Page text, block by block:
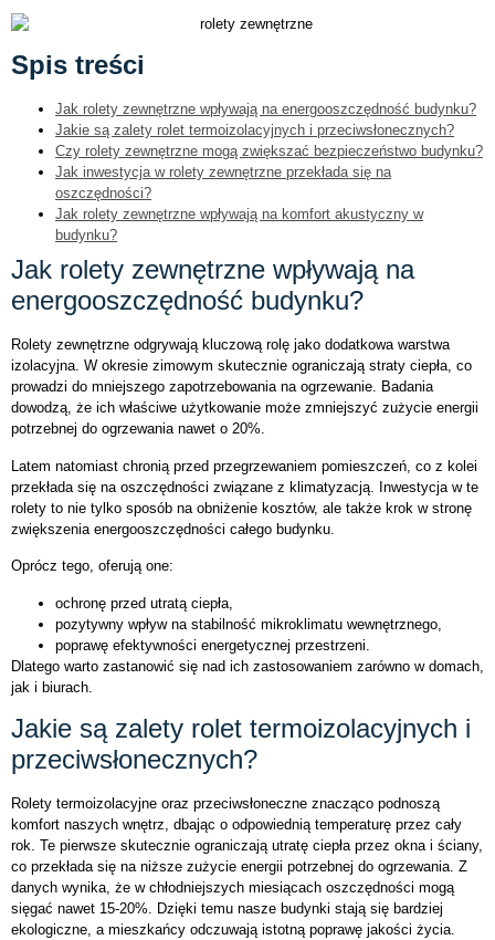
Spis treści
Jak rolety zewnętrzne wpływają na energooszczędność budynku?
Jakie są zalety rolet termoizolacyjnych i przeciwsłonecznych?
Czy rolety zewnętrzne mogą zwiększać bezpieczeństwo budynku?
Jak inwestycja w rolety zewnętrzne przekłada się na
oszczędności?
Jak rolety zewnętrzne wpływają na komfort akustyczny w
budynku?
Jak rolety zewnętrzne wpływają na
energooszczędność budynku?
Rolety zewnętrzne odgrywają kluczową rolę jako dodatkowa warstwa
izolacyjna. W okresie zimowym skutecznie ograniczają straty ciepła, co
prowadzi do mniejszego zapotrzebowania na ogrzewanie. Badania
dowodzą, że ich właściwe użytkowanie może zmniejszyć zużycie energii
potrzebnej do ogrzewania nawet o 20%.
Latem natomiast chronią przed przegrzewaniem pomieszczeń, co z kolei
przekłada się na oszczędności związane z klimatyzacją. Inwestycja w te
rolety to nie tylko sposób na obniżenie kosztów, ale także krok w stronę
zwiększenia energooszczędności całego budynku.
Oprócz tego, oferują one:
ochronę przed utratą ciepła,
pozytywny wpływ na stabilność mikroklimatu wewnętrznego,
poprawę efektywności energetycznej przestrzeni.
Dlatego warto zastanowić się nad ich zastosowaniem zarówno w domach,
jak i biurach.
Jakie są zalety rolet termoizolacyjnych i
przeciwsłonecznych?
Rolety termoizolacyjne oraz przeciwsłoneczne znacząco podnoszą
komfort naszych wnętrz, dbając o odpowiednią temperaturę przez cały
rok. Te pierwsze skutecznie ograniczają utratę ciepła przez okna i ściany,
co przekłada się na niższe zużycie energii potrzebnej do ogrzewania. Z
danych wynika, że w chłodniejszych miesiącach oszczędności mogą
sięgać nawet 15-20%. Dzięki temu nasze budynki stają się bardziej
ekologiczne, a mieszkańcy odczuwają istotną poprawę jakości życia.